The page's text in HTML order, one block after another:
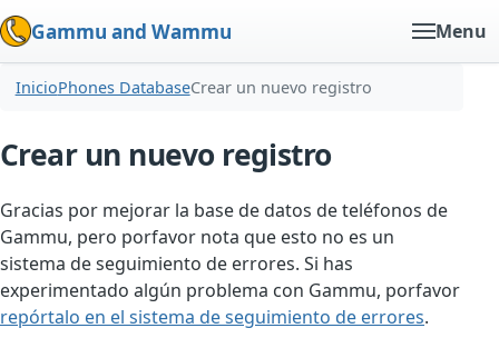
Gammu and Wammu Menu
InicioPhones DatabaseCrear un nuevo registro
Crear un nuevo registro
Gracias por mejorar la base de datos de teléfonos de
Gammu, pero porfavor nota que esto no es un
sistema de seguimiento de errores. Si has
experimentado algún problema con Gammu, porfavor
repórtalo en el sistema de seguimiento de errores.